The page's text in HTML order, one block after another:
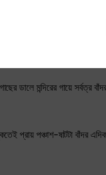
উপকার হবার সম্ভাবনা
ডালে মন্দিরের গায়ে সর্বত্র
প্রায় পঞ্চাশ-ষাটটা বাঁদর